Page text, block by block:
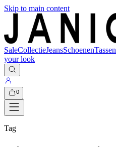
Skip to main content
SaleCollectieJeansSchoenenTassen
your look
0
Tag